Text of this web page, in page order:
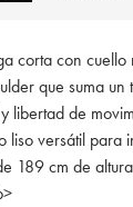
corta con
que suma un
libertad de
liso versátil para
189 cm de